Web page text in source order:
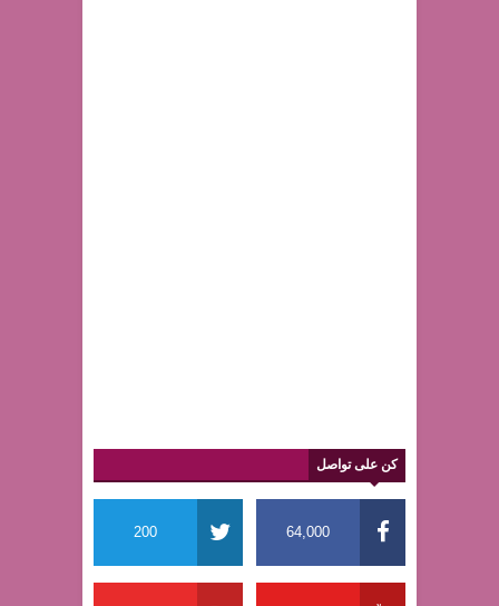
كن على تواصل
64,000
200